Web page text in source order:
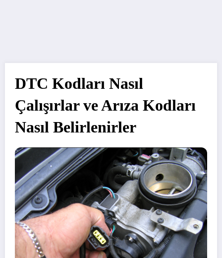
DTC Kodları Nasıl
Çalışırlar ve Arıza Kodları
Nasıl Belirlenirler